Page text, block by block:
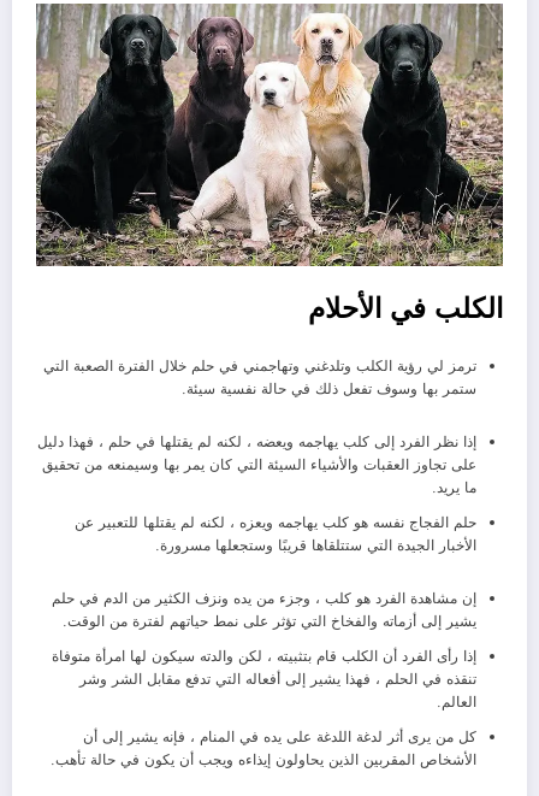
الكلب في الأحلام
ترمز لي رؤية الكلب وتلدغني وتهاجمني في حلم خلال الفترة الصعبة التي
ستمر بها وسوف تفعل ذلك في حالة نفسية سيئة.
إذا نظر الفرد إلى كلب يهاجمه ويعضه ، لكنه لم يقتلها في حلم ، فهذا دليل
على تجاوز العقبات والأشياء السيئة التي كان يمر بها وسيمنعه من تحقيق
ما يريد.
حلم الفجاج نفسه هو كلب يهاجمه ويعزه ، لكنه لم يقتلها للتعبير عن
الأخبار الجيدة التي ستتلقاها قريبًا وستجعلها مسرورة.
إن مشاهدة الفرد هو كلب ، وجزء من يده ونزف الكثير من الدم في حلم
يشير إلى أزماته والفخاخ التي تؤثر على نمط حياتهم لفترة من الوقت.
إذا رأى الفرد أن الكلب قام بتثبيته ، لكن والدته سيكون لها امرأة متوفاة
تنقذه في الحلم ، فهذا يشير إلى أفعاله التي تدفع مقابل الشر وشر
العالم.
كل من يرى أثر لدغة اللدغة على يده في المنام ، فإنه يشير إلى أن
الأشخاص المقربين الذين يحاولون إيذاءه ويجب أن يكون في حالة تأهب.